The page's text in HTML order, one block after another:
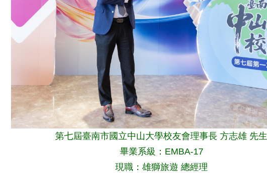
第七屆臺南市國立中山大學校友會理事長 方志雄 先生
畢業系級：EMBA-17
現職：雄獅旅遊 總經理